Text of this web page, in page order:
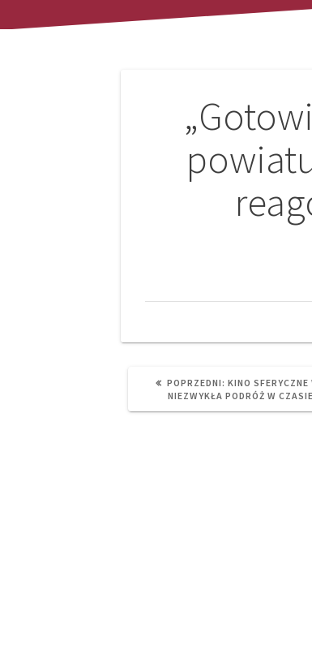
Nawigacja
wpisu
POPRZEDNI: PREVIOUS
POST:
KINO
NIEZWYKŁA PODRÓŻ W